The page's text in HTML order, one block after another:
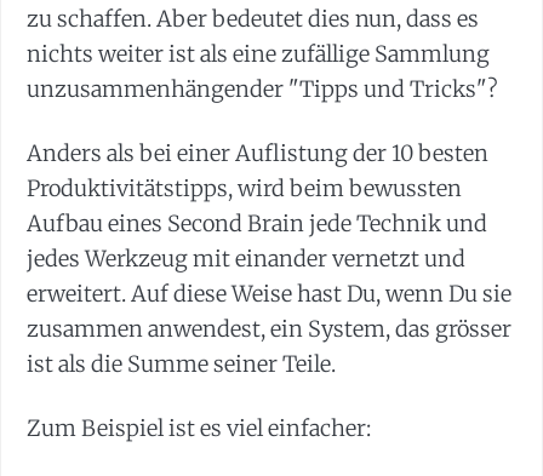
zu schaffen. Aber bedeutet dies nun, dass es
nichts weiter ist als eine zufällige Sammlung
unzusammenhängender "Tipps und Tricks"?
Anders als bei einer Auflistung der 10 besten
Produktivitätstipps, wird beim bewussten
Aufbau eines Second Brain jede Technik und
jedes Werkzeug mit einander vernetzt und
erweitert. Auf diese Weise hast Du, wenn Du sie
zusammen anwendest, ein System, das grösser
ist als die Summe seiner Teile.
Zum Beispiel ist es viel einfacher: